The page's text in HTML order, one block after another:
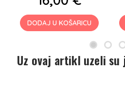
DODAJ U KOŠARICU
Uz ovaj artikl uzeli su